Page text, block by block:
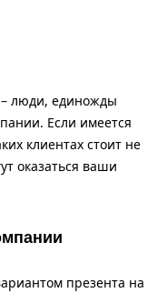
– люди, единожды
Если имеется
клиентах стоит не
оказаться ваши
презента на